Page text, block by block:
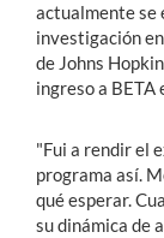
actualmente se
investigación
de Johns
ingreso a BETA
"Fui a rendir el
programa así.
qué esperar.
su dinámica de